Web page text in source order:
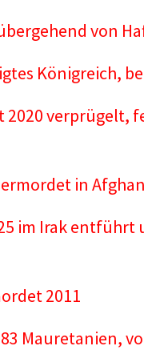
von
Königreich,
2020 verprügelt,
in
im Irak
2011
Mauretanien,